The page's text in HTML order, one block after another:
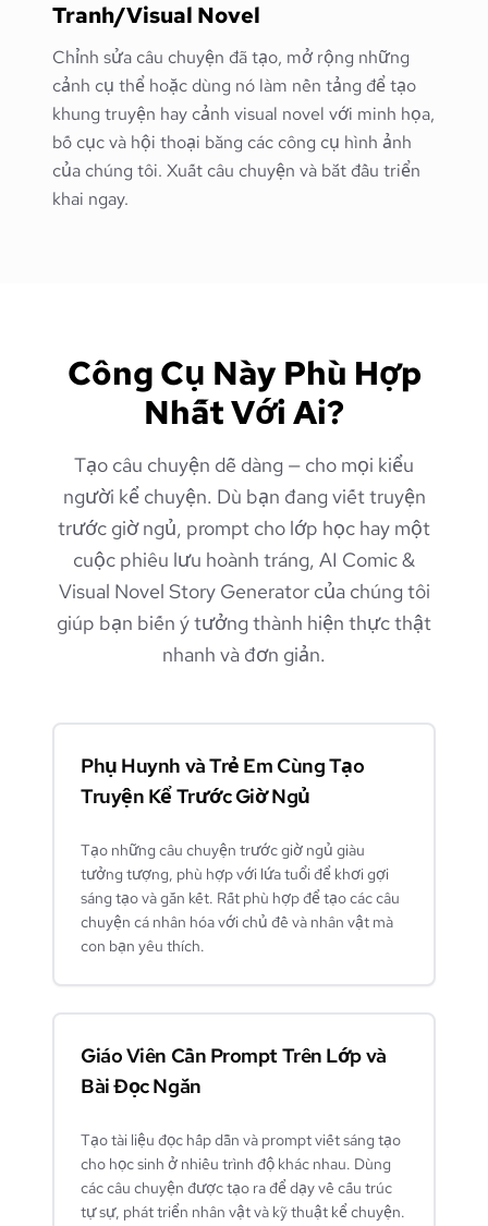
Tranh/Visual Novel
Chỉnh sửa câu chuyện đã tạo, mở rộng những
cảnh cụ thể hoặc dùng nó làm nền tảng để tạo
khung truyện hay cảnh visual novel với minh họa,
bố cục và hội thoại bằng các công cụ hình ảnh
của chúng tôi. Xuất câu chuyện và bắt đầu triển
khai ngay.
Công Cụ Này Phù Hợp
Nhất Với Ai?
Tạo câu chuyện dễ dàng — cho mọi kiểu
người kể chuyện. Dù bạn đang viết truyện
trước giờ ngủ, prompt cho lớp học hay một
cuộc phiêu lưu hoành tráng, AI Comic &
Visual Novel Story Generator của chúng tôi
giúp bạn biến ý tưởng thành hiện thực thật
nhanh và đơn giản.
Phụ Huynh và Trẻ Em Cùng Tạo
Truyện Kể Trước Giờ Ngủ
Tạo những câu chuyện trước giờ ngủ giàu
tưởng tượng, phù hợp với lứa tuổi để khơi gợi
sáng tạo và gắn kết. Rất phù hợp để tạo các câu
chuyện cá nhân hóa với chủ đề và nhân vật mà
con bạn yêu thích.
Giáo Viên Cần Prompt Trên Lớp và
Bài Đọc Ngắn
Tạo tài liệu đọc hấp dẫn và prompt viết sáng tạo
cho học sinh ở nhiều trình độ khác nhau. Dùng
các câu chuyện được tạo ra để dạy về cấu trúc
tự sự, phát triển nhân vật và kỹ thuật kể chuyện.